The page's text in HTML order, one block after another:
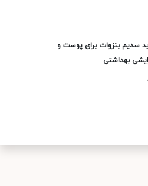
سدیم بنزوات برای پوست و
بهداشتی